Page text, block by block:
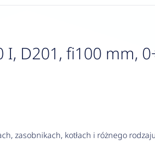
D201, fi100 mm,
zasobnikach, kotłach i różnego